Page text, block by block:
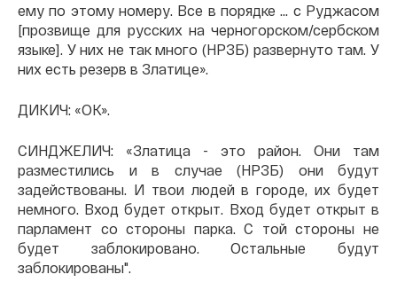
ему по этому номеру. Все в порядке ... с Руджасом
[прозвище для русских на черногорском/сербском
языке]. У них не так много (НРЗБ) развернуто там. У
них есть резерв в Златице».
ДИКИЧ: «ОК».
СИНДЖЕЛИЧ: «Златица - это район. Они там
разместились и в случае (НРЗБ) они будут
задействованы. И твои людей в городе, их будет
немного. Вход будет открыт. Вход будет открыт в
парламент со стороны парка. С той стороны не
будет заблокировано. Остальные будут
заблокированы".